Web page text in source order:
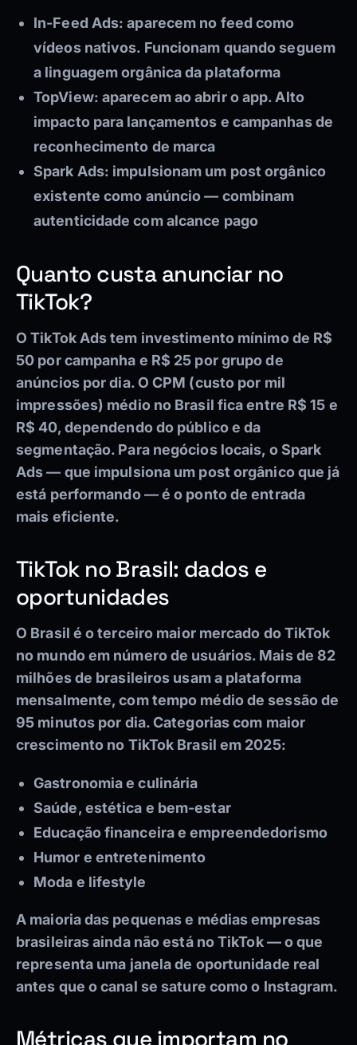
In-Feed Ads: aparecem no feed como
vídeos nativos. Funcionam quando seguem
a linguagem orgânica da plataforma
TopView: aparecem ao abrir o app. Alto
impacto para lançamentos e campanhas de
reconhecimento de marca
Spark Ads: impulsionam um post orgânico
existente como anúncio — combinam
autenticidade com alcance pago
Quanto custa anunciar no
TikTok?
O TikTok Ads tem investimento mínimo de R$
50 por campanha e R$ 25 por grupo de
anúncios por dia. O CPM (custo por mil
impressões) médio no Brasil fica entre R$ 15 e
R$ 40, dependendo do público e da
segmentação. Para negócios locais, o Spark
Ads — que impulsiona um post orgânico que já
está performando — é o ponto de entrada
mais eficiente.
TikTok no Brasil: dados e
oportunidades
O Brasil é o terceiro maior mercado do TikTok
no mundo em número de usuários. Mais de 82
milhões de brasileiros usam a plataforma
mensalmente, com tempo médio de sessão de
95 minutos por dia. Categorias com maior
crescimento no TikTok Brasil em 2025:
Gastronomia e culinária
Saúde, estética e bem-estar
Educação financeira e empreendedorismo
Humor e entretenimento
Moda e lifestyle
A maioria das pequenas e médias empresas
brasileiras ainda não está no TikTok — o que
representa uma janela de oportunidade real
antes que o canal se sature como o Instagram.
Métricas que importam no